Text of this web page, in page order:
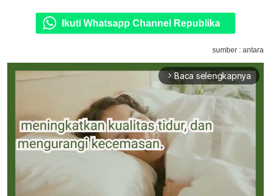
Ikuti Whatsapp Channel Republika
sumber : antara
arrow_forward_ios Baca selengkapnya